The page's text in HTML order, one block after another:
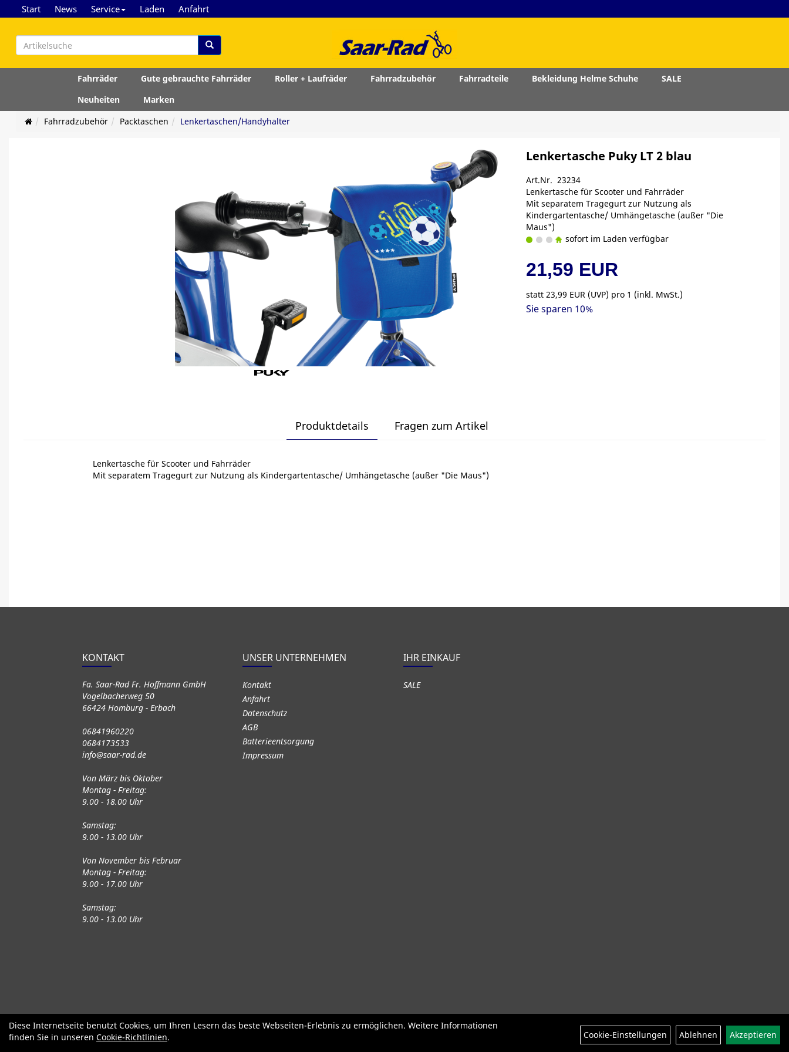
Start News Service Laden Anfahrt
Fahrräder Gute gebrauchte Fahrräder Roller + Laufräder Fahrradzubehör Fahrradteile Bekleidung Helme Schuhe
SALE
Neuheiten
Marken
Fahrradzubehör
Packtaschen Lenkertaschen/Handyhalter
Lenkertasche Puky LT 2 blau
Art.Nr. 23234
Lenkertasche für Scooter und Fahrräder
Mit separatem Tragegurt zur Nutzung als
Kindergartentasche/ Umhängetasche (außer "Die
Maus")
sofort im Laden verfügbar
21,59 EUR
statt23,99 EUR (UVP) pro 1 (inkl. MwSt.)
Sie sparen 10%
Produktdetails Fragen zum Artikel
Lenkertasche für Scooter und Fahrräder
Mit separatem Tragegurt zur Nutzung als Kindergartentasche/ Umhängetasche (außer "Die Maus")
KONTAKT
Fa. Saar-Rad Fr. Hoffmann GmbH
Vogelbacherweg 50
66424 Homburg - Erbach
06841960220
0684173533
info@saar-rad.de
Von März bis Oktober
Montag - Freitag:
9.00 - 18.00 Uhr
Samstag:
9.00 - 13.00 Uhr
Von November bis Februar
Montag - Freitag:
9.00 - 17.00 Uhr
Samstag:
9.00 - 13.00 Uhr
UNSER UNTERNEHMEN
Kontakt
Anfahrt
Datenschutz
AGB
Batterieentsorgung
Impressum
IHR EINKAUF
SALE
Fahrräder Gute gebrauchte Fahrräder Roller + Laufräder Fahrradzubehör Fahrradteile
Diese Internetseite benutzt Cookies, um Ihren Lesern das beste Webseiten-Erlebnis zu ermöglichen. Weitere Informationen
finden Sie in unseren Cookie-Richtlinien. Cookie-Einstellungen Ablehnen Akzeptieren